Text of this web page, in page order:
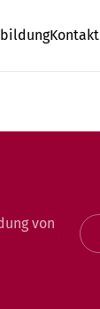
Kontakt
von